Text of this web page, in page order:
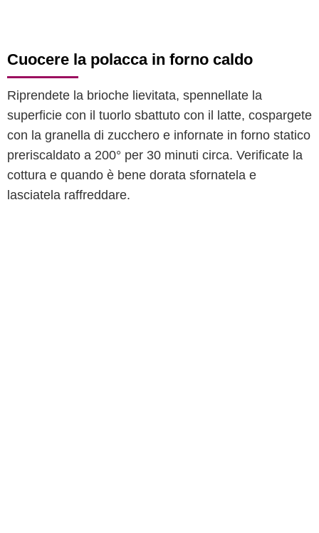
Cuocere la polacca in forno caldo
Riprendete la brioche lievitata, spennellate la
superficie con il tuorlo sbattuto con il latte, cospargete
con la granella di zucchero e infornate in forno statico
preriscaldato a 200° per 30 minuti circa. Verificate la
cottura e quando è bene dorata sfornatela e
lasciatela raffreddare.